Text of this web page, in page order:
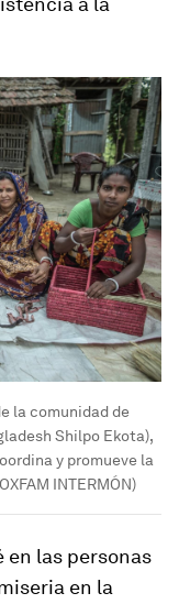
la comunidad de
Shilpo Ekota),
y promueve la
INTERMÓN)
en las personas
en la